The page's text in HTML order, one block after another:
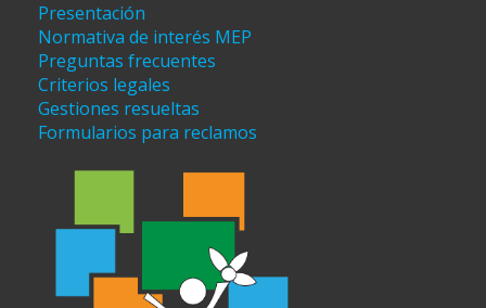
Presentación
Normativa de interés MEP
Preguntas frecuentes
Criterios legales
Gestiones resueltas
Formularios para reclamos